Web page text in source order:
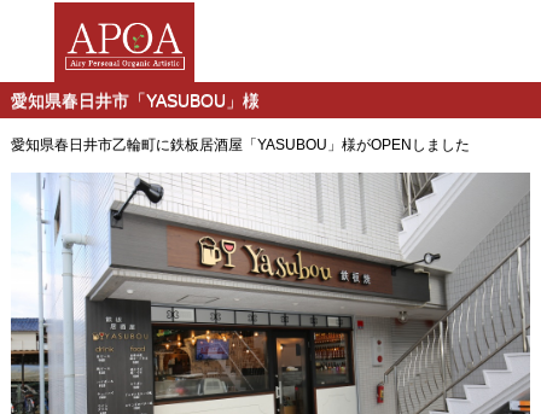
愛知県春日井市「YASUBOU」様
愛知県春日井市乙輪町に鉄板居酒屋「YASUBOU」様がOPENしました